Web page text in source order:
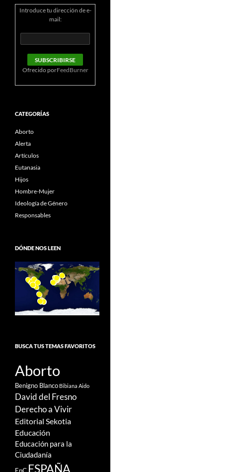
Introduce tu dirección de e-
mail:
Ofrecido porFeedBurner
CATEGORÍAS
Aborto
Alerta
Artículos
Eutanasia
Hijos
Hombre-Mujer
Ideología de Género
Responsables
DÓNDE NOS LEEN
BUSCA TUS TEMAS FAVORITOS
Aborto
Benigno Blanco Bibiana Aido
David del Fresno
Derecho a Vivir
Editorial Sekotia
Educación
Educación para la
Ciudadanía
ESPAÑA